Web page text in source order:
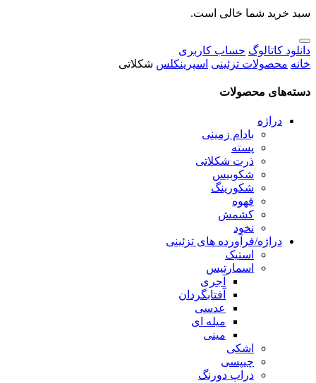
سبد خرید شما خالی است.
دانلود کاتالوگ حساب کاربری
خانه محصولات تزئینی اسپرینکلس شکلاتی
دسته‌های محصولات
دراژه
بادام زمینی
پسته
ذرت شکلاتی
شکوبیس
شکورینگ
قهوه
کشمش
نخود
دراژه/فرآورده های تزئینی
استیک
اسمارتیس
آجری
آفتابگردان
عدسی
میله ای
مینی
اشکی
چیپسی
دراپ دورنگ